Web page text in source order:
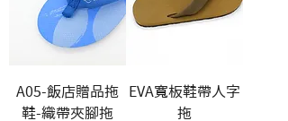
A05-飯店贈品拖
鞋-織帶夾腳拖
EVA寬板鞋帶人字
拖